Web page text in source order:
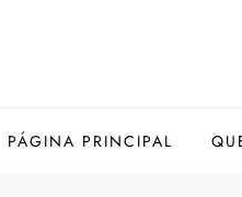
PÁGINA PRINCIPAL